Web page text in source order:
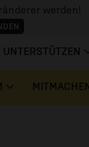
werden!
UNTERSTÜTZEN